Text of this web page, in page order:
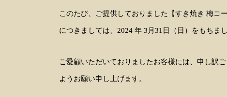
このたび、ご提供しておりました【すき焼き 梅コ
につきましては、2024 年 3月31日（日）をもちま
ご愛顧いただいておりましたお客様には、申し訳
ようお願い申し上げます。